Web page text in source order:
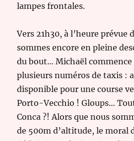
lampes frontales.
Vers 21h30, à l’heure prévue
sommes encore en pleine
du bout… Michaël commence
plusieurs numéros de taxis :
disponible pour une course
Porto-Vecchio ! Gloups…
Conca ?! Alors que nous
de 500m d’altitude, le moral